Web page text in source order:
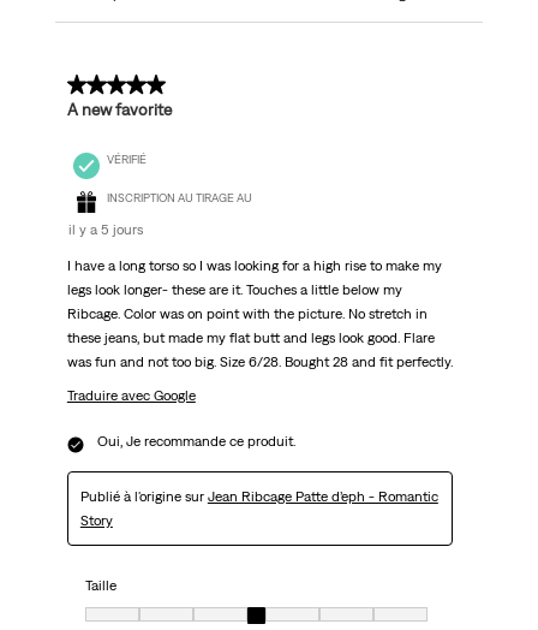
5 sur 5 étoiles.
A new favorite
VÉRIFIÉ
INSCRIPTION AU TIRAGE AU
il y a 5 jours
I have a long torso so I was looking for a high rise to make my
legs look longer- these are it. Touches a little below my
Ribcage. Color was on point with the picture. No stretch in
these jeans, but made my flat butt and legs look good. Flare
was fun and not too big. Size 6/28. Bought 28 and fit perfectly.
Traduire avec Google
Oui, Je recommande ce produit.
Publié à l'origine sur Jean Ribcage Patte d’eph - Romantic
Story
Taille
Taille, 4 sur 7, où 1 est égal à Très petit et 7 est égal à Très grand